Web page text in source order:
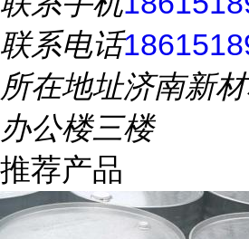
联系电话
所在地址济南新
办公楼三楼
推荐产品